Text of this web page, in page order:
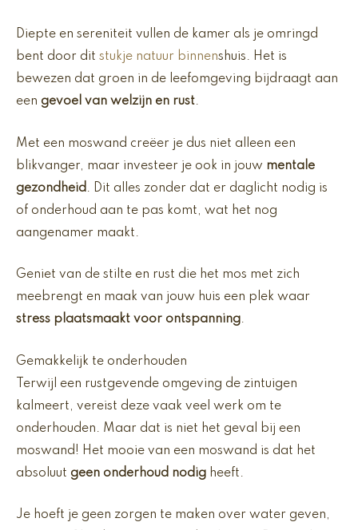
Diepte en sereniteit vullen de kamer als je omringd
bent door dit stukje natuur binnenshuis. Het is
bewezen dat groen in de leefomgeving bijdraagt aan
een gevoel van welzijn en rust.
Met een moswand creëer je dus niet alleen een
blikvanger, maar investeer je ook in jouw mentale
gezondheid . Dit alles zonder dat er daglicht nodig is
of onderhoud aan te pas komt, wat het nog
aangenamer maakt.
Geniet van de stilte en rust die het mos met zich
meebrengt en maak van jouw huis een plek waar
stress plaatsmaakt voor ontspanning.
Gemakkelijk te onderhouden
Terwijl een rustgevende omgeving de zintuigen
kalmeert, vereist deze vaak veel werk om te
onderhouden. Maar dat is niet het geval bij een
moswand! Het mooie van een moswand is dat het
absoluut geen onderhoud nodig heeft.
Je hoeft je geen zorgen te maken over water geven,